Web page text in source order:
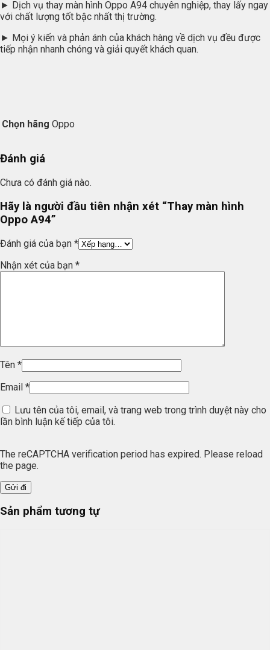
► Dịch vụ thay màn hình Oppo A94 chuyên nghiệp, thay lấy ngay
với chất lượng tốt bậc nhất thị trường.
► Mọi ý kiến và phản ánh của khách hàng về dịch vụ đều được
tiếp nhận nhanh chóng và giải quyết khách quan.
Chọn hãng Oppo
Đánh giá
Chưa có đánh giá nào.
Hãy là người đầu tiên nhận xét “Thay màn hình
Oppo A94”
Đánh giá của bạn *
Nhận xét của bạn *
Tên *
Email *
Lưu tên của tôi, email, và trang web trong trình duyệt này cho
lần bình luận kế tiếp của tôi.
The reCAPTCHA verification period has expired. Please reload
the page.
Sản phẩm tương tự